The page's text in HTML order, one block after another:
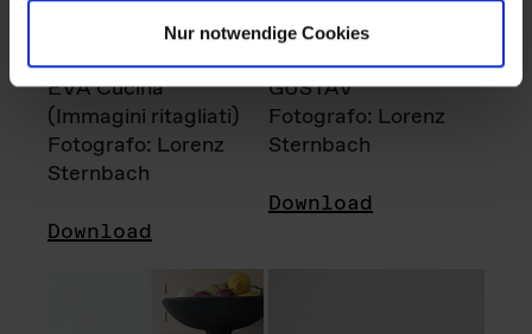
Nur notwendige Cookies
EVA Cucina
(Immagini ritagliati)
Fotografo: Lorenz
Sternbach
Download
GUSTAV
Fotografo: Lorenz
Sternbach
Download